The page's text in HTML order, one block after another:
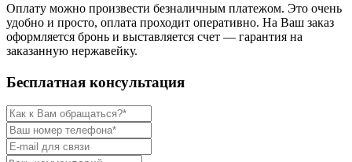
Оплату можно произвести безналичным платежом. Это очень
удобно и просто, оплата проходит оперативно. На Ваш заказ
оформляется бронь и выставляется счет — гарантия на
заказанную нержавейку.
Бесплатная консультация